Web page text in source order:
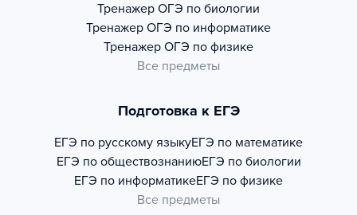
Тренажер ОГЭ по биологии
Тренажер ОГЭ по информатике
Тренажер ОГЭ по физике
Все предметы
Подготовка к ЕГЭ
ЕГЭ по русскому языкуЕГЭ по математике
ЕГЭ по обществознаниюЕГЭ по биологии
ЕГЭ по информатикеЕГЭ по физике
Все предметы